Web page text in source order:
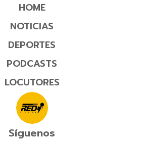
HOME
NOTICIAS
DEPORTES
PODCASTS
LOCUTORES
Síguenos